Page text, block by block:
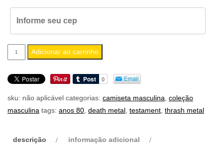
camiseta
masculina
testament
Adicionar ao carrinho
sku: não aplicável categorias: camiseta masculina coleção
masculina tags: anos 80 death metal testament thrash metal
descrição informação adicional